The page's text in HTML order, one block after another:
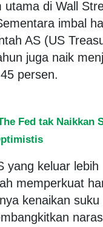
utama di Wall
imbal
AS (US
juga naik
persen.
Fed tak Naikkan
yang keluar lebih
memperkuat
kenaikan suku